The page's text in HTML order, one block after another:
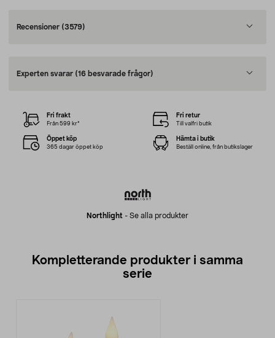
Recensioner (3579)
Experten svarar (16 besvarade frågor)
Northlight - Se alla produkter
Fri frakt
Från 599 kr*
Fri retur
Till valfri butik
Öppet köp
365 dagar öppet köp
Hämta i butik
Beställ online, från butikslager
Kompletterande produkter i samma
serie